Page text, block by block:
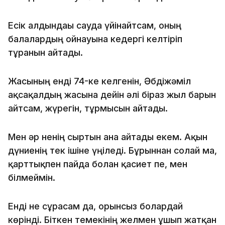
Есік алдындағы сауда үйінайтсам, оның
балалардың ойнауына кедергі келтіріп
тұрғанын айтады.
Жасының енді 74-ке келгенін, Әбдіжәміл
ақсақалдың жасына дейін әлі біраз жыл барын
айтсам, жүрегін, тұрмысын айтады.
Мен әр ненің сыртын ғана айтады екем. Ақын
дүниенің тек ішіне үңіледі. Бұрыннан солай ма,
қарттықпен пайда болған қасиет пе, мен
білмеймін.
Енді не сұрасам да, орынсыз болардай
көрінді. Біткен темекінің желмен ұшып жатқан